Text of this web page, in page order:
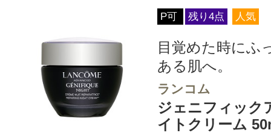
P可 残り4点 人気
目覚めた時にふ
ある肌へ。
ランコム
ジェニフィック
イトクリーム